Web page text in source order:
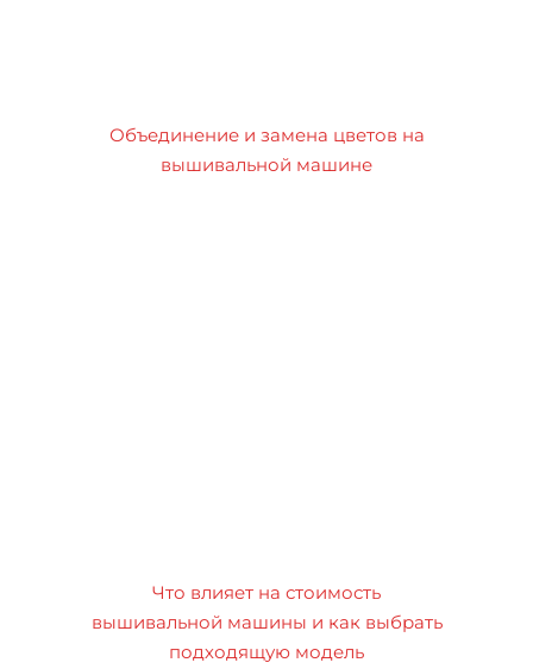
Объединение и замена цветов на
вышивальной машине
Что влияет на стоимость
вышивальной машины и как выбрать
подходящую модель